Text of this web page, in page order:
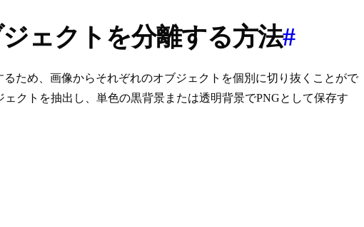
ェクトを分離する方法#
ため、画像からそれぞれのオブジェクトを個別に切り抜くことがで
クトを抽出し、単色の黒背景または透明背景でPNGとして保存す